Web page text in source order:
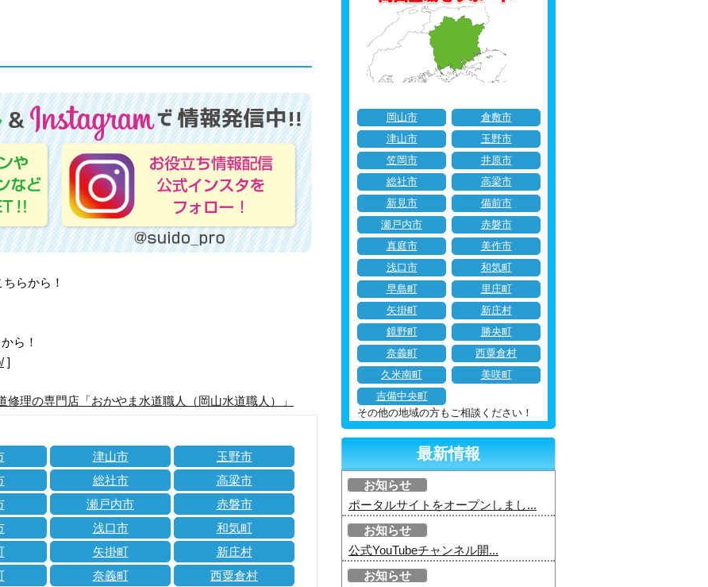
らから！
ら！
]
理の専門店「おかやま水道職人（岡山水道職人）」
津山市
玉野市
総社市
高梁市
瀬戸内市
赤磐市
浅口市
和気町
矢掛町
新庄村
奈義町
西粟倉村
岡山市
倉敷市
津山市
玉野市
笠岡市
井原市
総社市
高梁市
新見市
備前市
瀬戸内市
赤磐市
真庭市
美作市
浅口市
和気町
早島町
里庄町
矢掛町
新庄村
鏡野町
勝央町
奈義町
西粟倉村
久米南町
美咲町
吉備中央町
その他の地域の方もご相談ください！
最新情報
お知らせ
ポータルサイトをオープンしまし...
お知らせ
公式YouTubeチャンネル開...
お知らせ